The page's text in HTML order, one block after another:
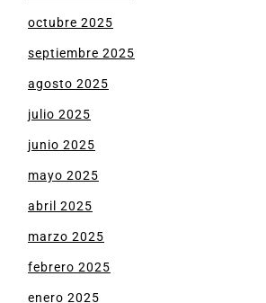
octubre 2025
septiembre 2025
agosto 2025
julio 2025
junio 2025
mayo 2025
abril 2025
marzo 2025
febrero 2025
enero 2025